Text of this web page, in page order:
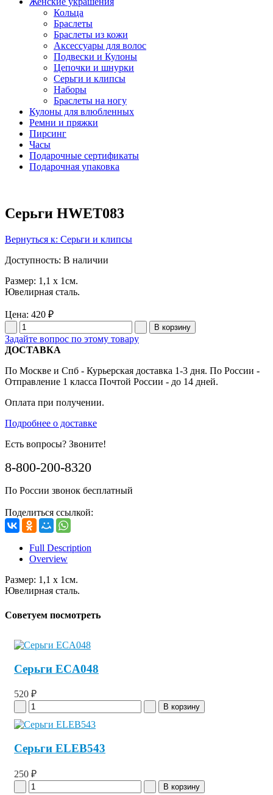
Кольца
Браслеты
Браслеты из кожи
Аксессуары для волос
Подвески и Кулоны
Цепочки и шнурки
Серьги и клипсы
Наборы
Браслеты на ногу
Кулоны для влюбленных
Ремни и пряжки
Пирсинг
Часы
Подарочные сертификаты
Подарочная упаковка
Серьги HWET083
Вернуться к: Серьги и клипсы
Доступность: В наличии
Размер: 1,1 x 1см.
Ювелирная сталь.
Цена: 420 ₽
Задайте вопрос по этому товару
ДОСТАВКА
По Москве и Спб - Курьерская доставка 1-3 дня. По России -
Отправление 1 класса Почтой России - до 14 дней.
Оплата при получении.
Подробнее о доставке
Есть вопросы? Звоните!
8-800-200-8320
По России звонок бесплатный
Поделиться ссылкой:
Full Description
Overview
Размер: 1,1 x 1см.
Ювелирная сталь.
Советуем посмотреть
Серьги ECA048
520 ₽
Серьги ELEB543
250 ₽